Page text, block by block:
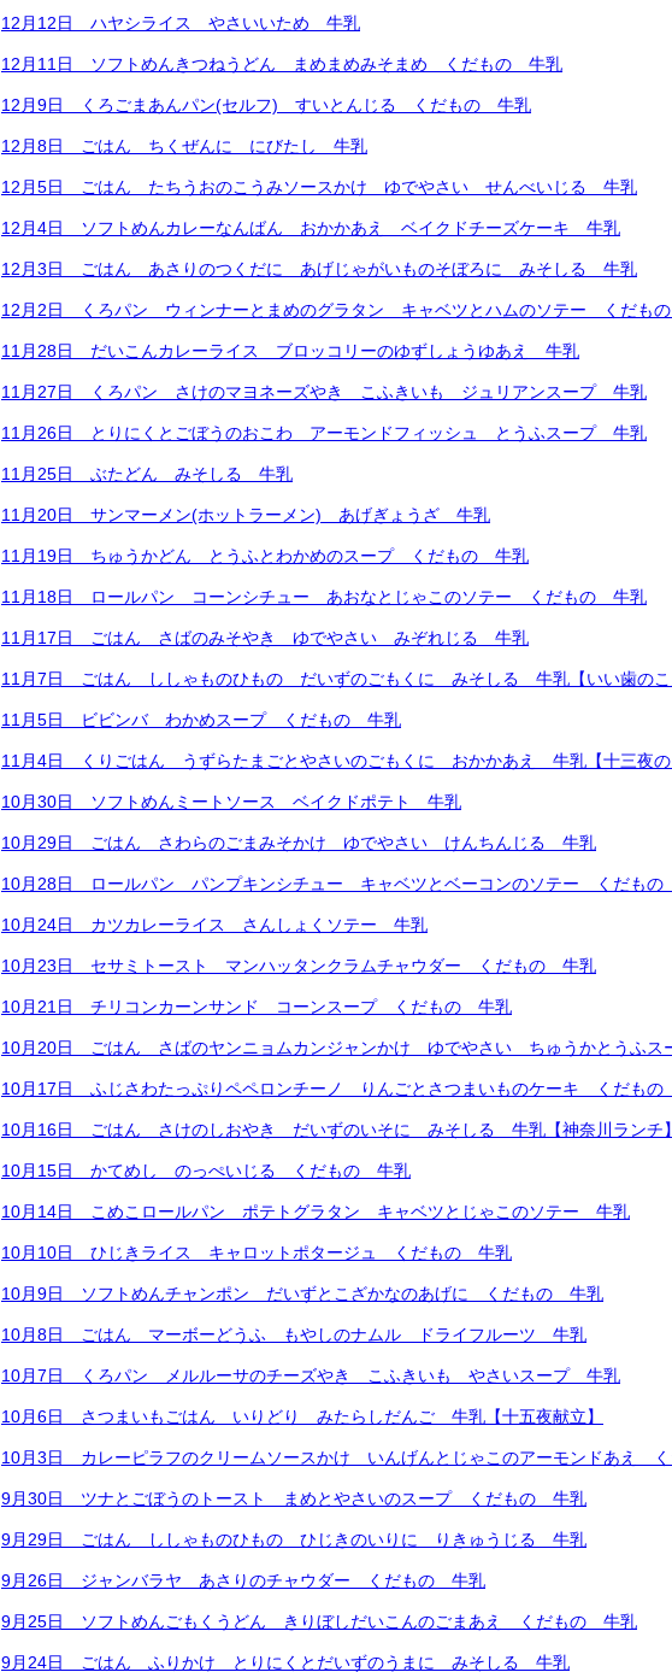
12月12日 ハヤシライス やさいいため 牛乳
12月11日 ソフトめんきつねうどん まめまめみそまめ くだもの 牛乳
12月9日 くろごまあんパン(セルフ) すいとんじる くだもの 牛乳
12月8日 ごはん ちくぜんに にびたし 牛乳
12月5日 ごはん たちうおのこうみソースかけ ゆでやさい せんべいじる 牛乳
12月4日 ソフトめんカレーなんばん おかかあえ ベイクドチーズケーキ 牛乳
12月3日 ごはん あさりのつくだに あげじゃがいものそぼろに みそしる 牛乳
12月2日 くろパン ウィンナーとまめのグラタン キャベツとハムのソテー くだも
11月28日 だいこんカレーライス ブロッコリーのゆずしょうゆあえ 牛乳
11月27日 くろパン さけのマヨネーズやき こふきいも ジュリアンスープ 牛乳
11月26日 とりにくとごぼうのおこわ アーモンドフィッシュ とうふスープ 牛乳
11月25日 ぶたどん みそしる 牛乳
11月20日 サンマーメン(ホットラーメン) あげぎょうざ 牛乳
11月19日 ちゅうかどん とうふとわかめのスープ くだもの 牛乳
11月18日 ロールパン コーンシチュー あおなとじゃこのソテー くだもの 牛乳
11月17日 ごはん さばのみそやき ゆでやさい みぞれじる 牛乳
11月7日 ごはん ししゃものひもの だいずのごもくに みそしる 牛乳【いい歯のこ
11月5日 ビビンバ わかめスープ くだもの 牛乳
11月4日 くりごはん うずらたまごとやさいのごもくに おかかあえ 牛乳【十三夜の
10月30日 ソフトめんミートソース ベイクドポテト 牛乳
10月29日 ごはん さわらのごまみそかけ ゆでやさい けんちんじる 牛乳
10月28日 ロールパン パンプキンシチュー キャベツとベーコンのソテー くだも
10月24日 カツカレーライス さんしょくソテー 牛乳
10月23日 セサミトースト マンハッタンクラムチャウダー くだもの 牛乳
10月21日 チリコンカーンサンド コーンスープ くだもの 牛乳
10月20日 ごはん さばのヤンニョムカンジャンかけ ゆでやさい ちゅうかとうふ
10月17日 ふじさわたっぷりペペロンチーノ りんごとさつまいものケーキ くだも
10月16日 ごはん さけのしおやき だいずのいそに みそしる 牛乳【神奈川ランチ
10月15日 かてめし のっぺいじる くだもの 牛乳
10月14日 こめこロールパン ポテトグラタン キャベツとじゃこのソテー 牛乳
10月10日 ひじきライス キャロットポタージュ くだもの 牛乳
10月9日 ソフトめんチャンポン だいずとこざかなのあげに くだもの 牛乳
10月8日 ごはん マーボーどうふ もやしのナムル ドライフルーツ 牛乳
10月7日 くろパン メルルーサのチーズやき こふきいも やさいスープ 牛乳
10月6日 さつまいもごはん いりどり みたらしだんご 牛乳【十五夜献立】
10月3日 カレーピラフのクリームソースかけ いんげんとじゃこのアーモンドあえ
9月30日 ツナとごぼうのトースト まめとやさいのスープ くだもの 牛乳
9月29日 ごはん ししゃものひもの ひじきのいりに りきゅうじる 牛乳
9月26日 ジャンバラヤ あさりのチャウダー くだもの 牛乳
9月25日 ソフトめんごもくうどん きりぼしだいこんのごまあえ くだもの 牛乳
9月24日 ごはん ふりかけ とりにくとだいずのうまに みそしる 牛乳